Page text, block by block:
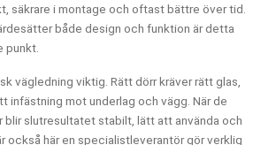
säkrare i montage och oftast bättre över tid.
både design och funktion är detta
punkt.
vägledning viktig. Rätt dörr kräver rätt glas,
infästning mot underlag och vägg. När de
blir slutresultatet stabilt, lätt att använda och
också här en specialistleverantör gör verklig